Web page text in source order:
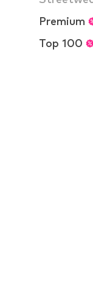
Premium
Top 100